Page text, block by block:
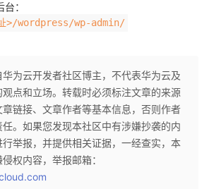
：
wordpress/wp-admin/
华为云开发者社区博主，不代表华为云及
点和立场。转载时必须标注文章的来源
章链接、文章作者等基本信息，否则作者
。如果您发现本社区中有涉嫌抄袭的内
举报，并提供相关证据，一经查实，本
权内容，举报邮箱：